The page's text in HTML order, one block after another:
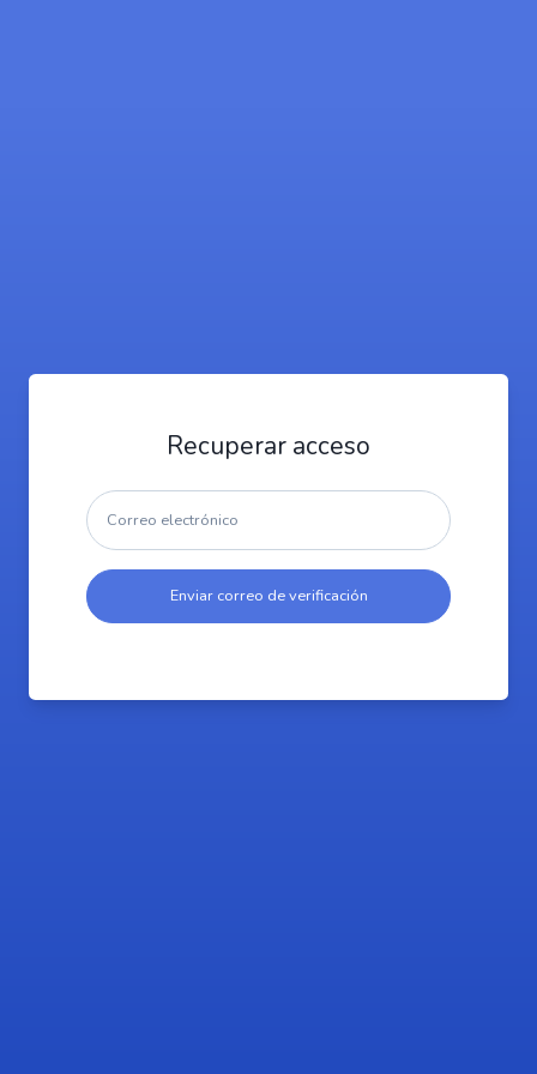
Recuperar acceso
Enviar correo de verificación